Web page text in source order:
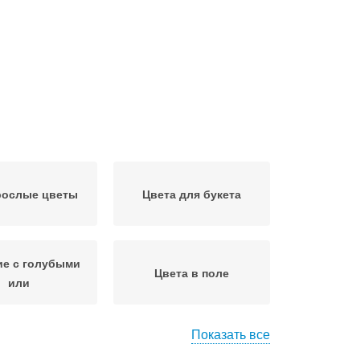
цветы Цвета для букета
с голубыми
или
Цвета в поле
Показать все